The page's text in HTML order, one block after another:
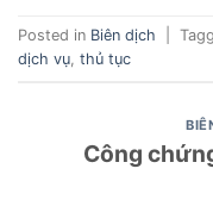
Posted in Biên dịch
dịch vụ, thủ tục
Công